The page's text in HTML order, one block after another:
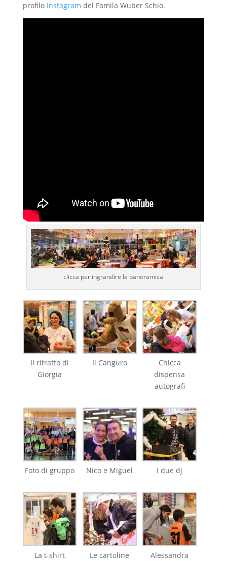
profilo Instagram del Famila Wuber Schio.
clicca per ingrandire la panoramica
Il ritratto di
Giorgia
Il Canguro
Chicca
dispensa
autografi
Foto di gruppo Nico e Miguel I due dj
La t-shirt
Le cartoline Alessandra